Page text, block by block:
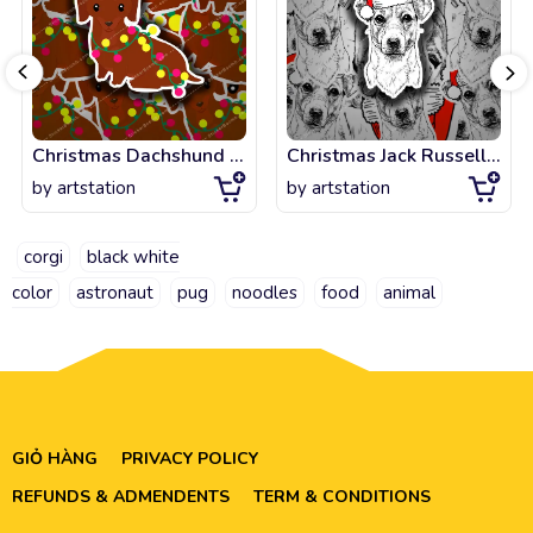
Christmas Dachshund Santa Dog Holiday
by artstation
Christmas Jack Russell Terrier Santa Dog Holiday
by artstation
corgi
black white
color
astronaut pug noodles food animal
GIỎ HÀNG
PRIVACY POLICY
REFUNDS & ADMENDENTS
TERM & CONDITIONS